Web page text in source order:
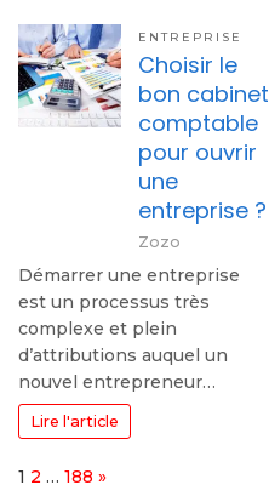
ENTREPRISE
Choisir le
bon cabinet
comptable
pour ouvrir
une
entreprise ?
Zozo
Démarrer une entreprise
est un processus très
complexe et plein
d’attributions auquel un
nouvel entrepreneur…
Lire l'article
Page:
1 2 … 188 Next
»